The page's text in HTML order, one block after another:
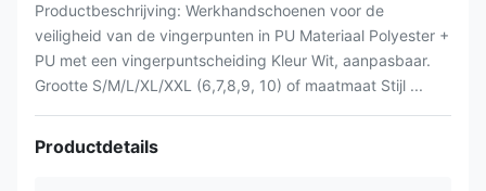
Productbeschrijving: Werkhandschoenen voor de
veiligheid van de vingerpunten in PU Materiaal Polyester +
PU met een vingerpuntscheiding Kleur Wit, aanpasbaar.
Grootte S/M/L/XL/XXL (6,7,8,9, 10) of maatmaat Stijl ...
Productdetails